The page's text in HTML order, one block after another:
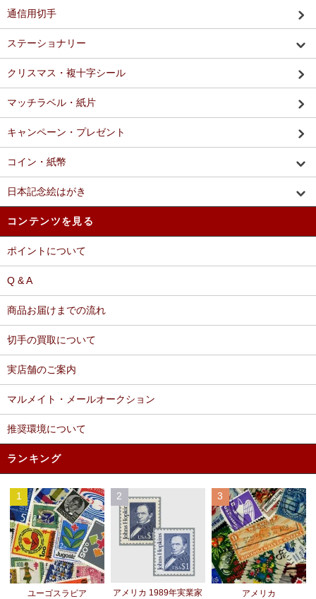
通信用切手
ステーショナリー
クリスマス・複十字シール
マッチラベル・紙片
キャンペーン・プレゼント
コイン・紙幣
日本記念絵はがき
コンテンツを見る
ポイントについて
Q & A
商品お届けまでの流れ
切手の買取について
実店舗のご案内
マルメイト・メールオークション
推奨環境について
ランキング
1
ユーゴスラビア
2
アメリカ 1989年実業家
3
アメリカ